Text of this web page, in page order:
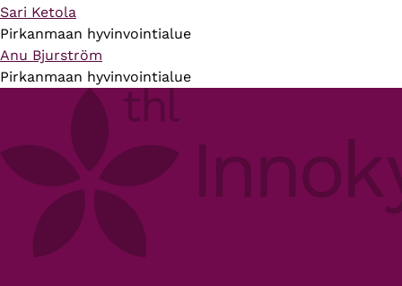
Sari Ketola
Pirkanmaan hyvinvointialue
Anu Bjurström
Pirkanmaan hyvinvointialue